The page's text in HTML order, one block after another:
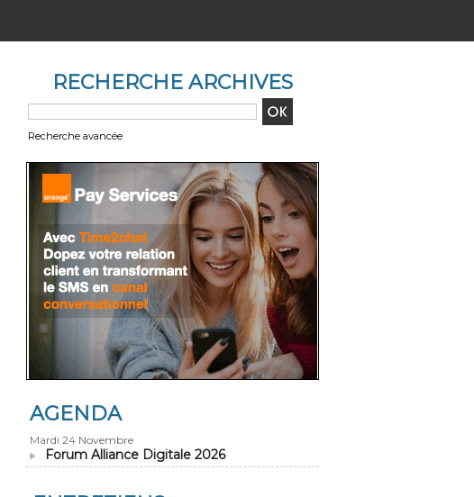
RECHERCHE ARCHIVES
Recherche avancée
AGENDA
Mardi 24 Novembre
Forum Alliance Digitale 2026